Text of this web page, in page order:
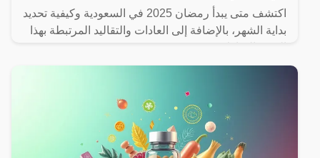
اكتشف متى يبدأ رمضان 2025 في السعودية وكيفية تحديد
بداية الشهر، بالإضافة إلى العادات والتقاليد المرتبطة بهذا